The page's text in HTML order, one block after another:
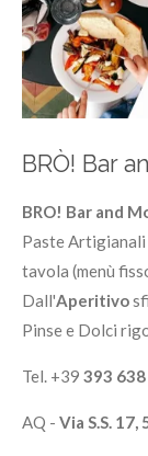
BRÒ! Bar
BRO! Bar and
Paste Artigianali
tavola (menù
Dall'Aperitivo
Pinse e Dolci
Tel. +39 393
AQ - Via S.S. 17,